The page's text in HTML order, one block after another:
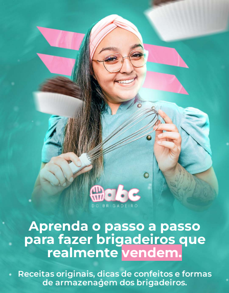
Aprenda o passo a passo
para fazer brigadeiros que
realmentevendem.
Receitas originais, dicas de confeitos e formas
de armazenagem dos brigadeiros.